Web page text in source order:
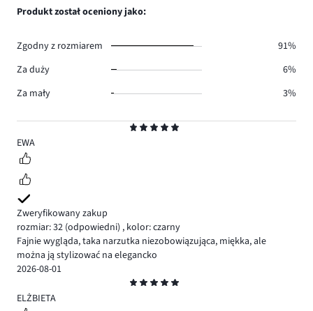
5
EWA
Zweryfikowany zakup
rozmiar: 32 (odpowiedni) , kolor: czarny
Fajnie wygląda, taka narzutka niezobowiązująca, miękka, ale
można ją stylizować na elegancko
2026-08-01
5
ELŻBIETA
Produkt został oceniony jako:
Zgodny z rozmiarem
91%
Za duży
6%
Za mały
3%